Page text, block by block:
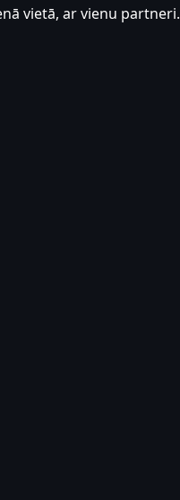
vietā, ar vienu partneri.